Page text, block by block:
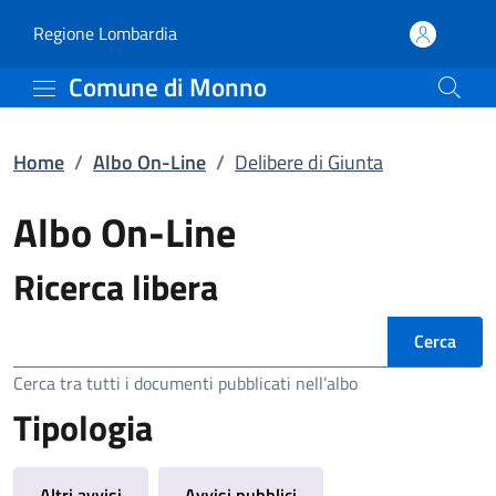
Delibere di Giunta |
Regione Lombardia(apre in un'altra scheda).
Comune di Monno
Home / Albo On-Line / Delibere di Giunta
Albo On-Line
Ricerca libera
Cerca tra tutti i documenti pubblicati nell’albo
Tipologia